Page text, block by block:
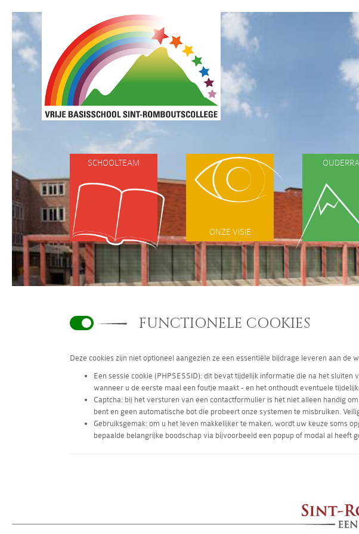
SCHOOLTEAM
ONZE VISIE
FUNCTIONELE COOKIES
Deze cookies zijn niet optioneel aangezien ze een essentiële bijdrage leveren aan de
Een sessie cookie (PHPSESSID): dit bevat tijdelijk informatie die na het
wanneer u de eerste maal een foutje maakt - en het onthoudt eventuele
Captcha: bij het versturen van een contactformulier is het niet alleen handig
bent en geen automatische bot die probeert onze systemen te misbruiken.
Gebruiksgemak: om u het leven makkelijker te maken, wordt uw keuze soms
bepaalde belangrijke boodschap via bijvoorbeeld een popup of modal al